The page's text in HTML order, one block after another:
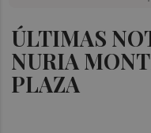
ÚLTIMAS
NURIA
PLAZA